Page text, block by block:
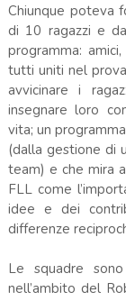
Chiunque poteva
di 10 ragazzi e
programma:
tutti uniti nel
avvicinare i
insegnare loro
vita; un
(dalla gestione di
team) e che mira
FLL come
idee e dei
differenze
Le squadre
nell’ambito del